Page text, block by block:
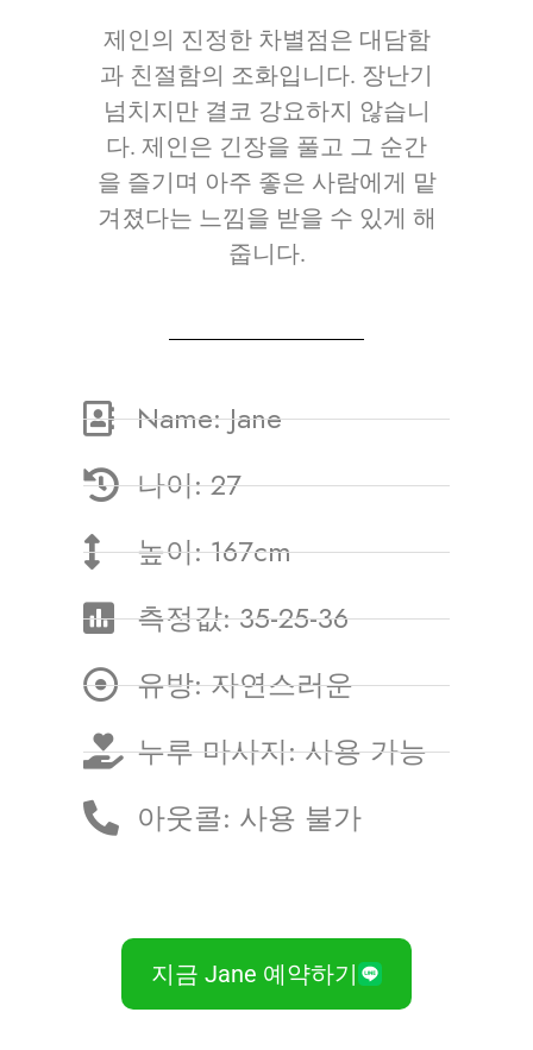
제인의 진정한 차별점은 대담함
과 친절함의 조화입니다. 장난기
넘치지만 결코 강요하지 않습니
다. 제인은 긴장을 풀고 그 순간
을 즐기며 아주 좋은 사람에게 맡
겨졌다는 느낌을 받을 수 있게 해
줍니다.
Name: Jane
나이: 27
높이: 167cm
측정값: 35-25-36
유방: 자연스러운
누루 마사지: 사용 가능
아웃콜: 사용 불가
지금 Jane 예약하기